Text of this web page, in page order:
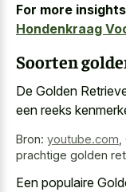
For more
Hondenkraag
Soorten
De Golden
een reeks
Bron: youtube.com
prachtige golden
Een populaire